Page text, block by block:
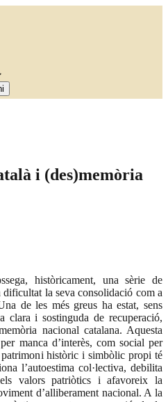
i (des)memòria
històricament, una sèrie de
dificultat la seva consolidació com a
de les més greus ha estat, sens
clara i sostinguda de recuperació,
nacional catalana. Aquesta
manca d’interès, com social per
històric i simbòlic propi té
l’autoestima col·lectiva, debilita
valors patriòtics i afavoreix la
d’alliberament nacional. A la